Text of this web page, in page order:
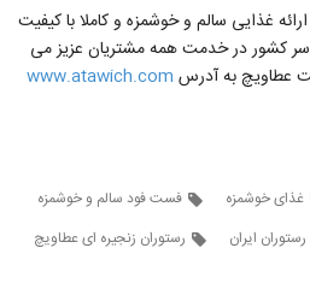
غذایی سالم و خوشمزه و کاملا با کیفیت
در سراسر کشور در خدمت همه مشتریان عزیز می
عطاویچ به آدرس www.atawich.com
غذای خوشمزه
فست فود سالم و خوشمزه
ایران رستوران زنجیره ای عطاویچ